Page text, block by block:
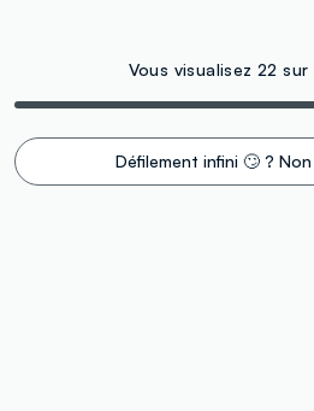
Vous visualisez 22
Défilement infini 🙄 ?